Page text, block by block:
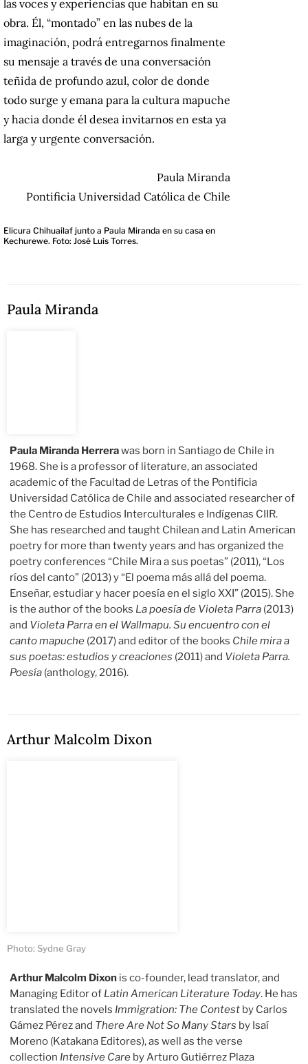
las voces y experiencias que habitan en su
obra. Él, “montado” en las nubes de la
imaginación, podrá entregarnos finalmente
su mensaje a través de una conversación
teñida de profundo azul, color de donde
todo surge y emana para la cultura mapuche
y hacia donde él desea invitarnos en esta ya
larga y urgente conversación.
Paula Miranda
Pontificia Universidad Católica de Chile
Elicura Chihuailaf junto a Paula Miranda en su casa en
Kechurewe. Foto: José Luis Torres.
Paula Miranda
Paula Miranda Herrerawas born in Santiago de Chile in
1968. She is a professor of literature, an associated
academic of the Facultad de Letras of the Pontificia
Universidad Católica de Chile and associated researcher of
the Centro de Estudios Interculturales e Indígenas CIIR.
She has researched and taught Chilean and Latin American
poetry for more than twenty years and has organized the
poetry conferences “Chile Mira a sus poetas” (2011), “Los
ríos del canto” (2013) y “El poema más allá del poema.
Enseñar, estudiar y hacer poesía en el siglo XXI” (2015). She
is the author of the books La poesía de Violeta Parra (2013)
and Violeta Parra en el Wallmapu. Su encuentro con el
canto mapuche (2017) and editor of the books Chile mira a
sus poetas: estudios y creaciones (2011) and Violeta Parra.
Poesía (anthology, 2016).
Arthur Malcolm Dixon
Photo: Sydne Gray
Arthur Malcolm Dixon is co-founder, lead translator, and
Managing Editor of Latin American Literature Today. He has
translated the novels Immigration: The Contest by Carlos
Gámez Pérez and There Are Not So Many Stars by Isaí
Moreno (Katakana Editores), as well as the verse
collection Intensive Care by Arturo Gutiérrez Plaza